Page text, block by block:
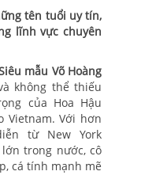
tên tuổi uy tín,
lĩnh vực chuyên
mẫu Võ Hoàng
không thể thiếu
của Hoa Hậu
Vietnam. Với hơn
từ New York
lớn trong nước, cô
cá tính mạnh mẽ